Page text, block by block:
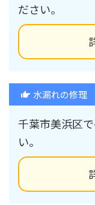
ださい。
水漏れの修理
千葉市美浜区
い。